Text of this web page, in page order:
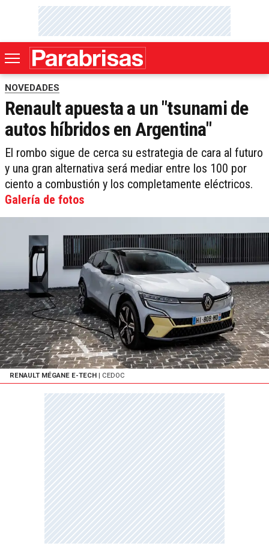
NOVEDADES
Renault apuesta a un "tsunami de
autos híbridos en Argentina"
El rombo sigue de cerca su estrategia de cara al futuro
y una gran alternativa será mediar entre los 100 por
ciento a combustión y los completamente eléctricos.
Galería de fotos
RENAULT MÉGANE E-TECH | CEDOC